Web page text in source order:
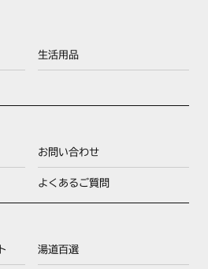
生活用品
お問い合わせ
よくあるご質問
湯道百選